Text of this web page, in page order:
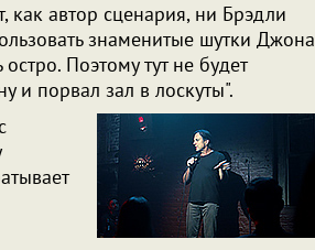
как автор сценария, ни Брэдли
знаменитые шутки Джона
Поэтому тут не будет
и порвал зал в лоскуты".